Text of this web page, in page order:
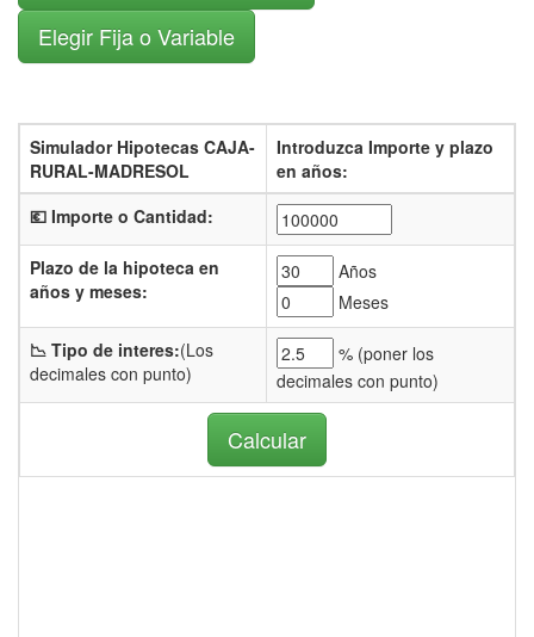
Elegir Fija o Variable
Simulador Hipotecas CAJA-
RURAL-MADRESOL
Introduzca Importe y plazo
en años:
💶 Importe o Cantidad:
Plazo de la hipoteca en
años y meses:
Años
Meses
📉 Tipo de interes:(Los
decimales con punto)
% (poner los
decimales con punto)